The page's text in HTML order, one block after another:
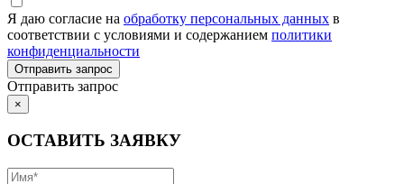
Я даю согласие на обработку персональных данных в
соответствии с условиями и содержанием политики
конфиденциальности
Отправить запрос
×
ОСТАВИТЬ ЗАЯВКУ